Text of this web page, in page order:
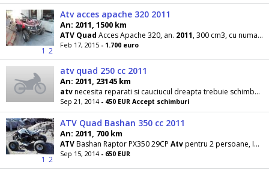
1 2
Atv acces apache 320 2011
An: 2011, 1500 km
ATV Quad Acces Apache 320, an. 2011, 300 cm3, cu numai 1500 km, troliu, stare noua, recent adus
Feb 17, 2015 - 1.700 euro
atv quad 250 cc 2011
An: 2011, 23145 km
atvnecesita reparati si cauciucul dreapta trebuie schimbat moto 4 t 5 viteze si mansalier roti
Sep 21, 2014 - 450 EUR Accept schimburi
1 2
ATV Quad Bashan 350 cc 2011
An: 2011, 700 km
ATVBashan Raptor PX350 29CP Atvpentru 2 persoane, Inmatriculabil, motor Yamaha in 4 timpi
Sep 15, 2014 - 650 EUR